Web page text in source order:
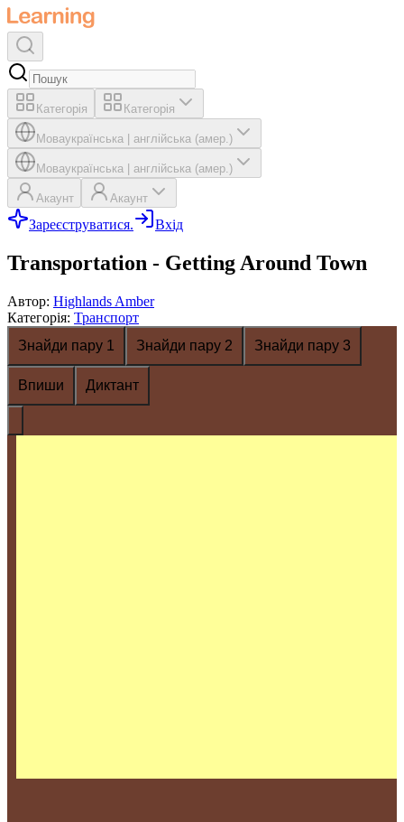
Категорія Категорія
Моваукраїнська англійська (амер.)
Моваукраїнська англійська (амер.)
Акаунт Акаунт
Зареєструватися. Вхід
Transportation - Getting Around Town
Автор: Highlands Amber
Категорія: Транспорт
Знайди пару 1
Знайди пару 2 Знайди пару 3
Впиши Диктант